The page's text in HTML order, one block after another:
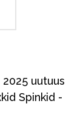
uutuus
Spinkid -